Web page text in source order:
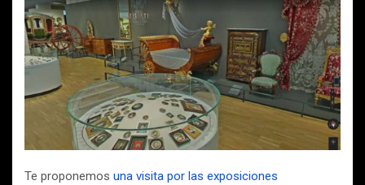
Te proponemos una visita por las exposiciones